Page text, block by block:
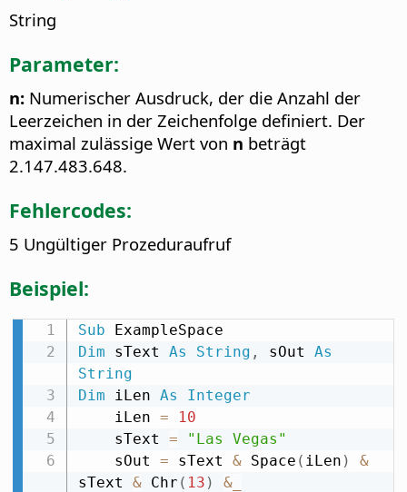
String
Parameter:
n: Numerischer Ausdruck, der die Anzahl der
Leerzeichen in der Zeichenfolge definiert. Der
maximal zulässige Wert von n beträgt
2.147.483.648.
Fehlercodes:
5 Ungültiger Prozeduraufruf
Beispiel:
Sub
Dim sText As String , sOut As
String
Dim iLen As
Integer
    iLen
=
10
    sText
=
"Las Vegas"
    sOut
= sText & Space ( iLen )
&
sText & Chr ( 13 ) &_